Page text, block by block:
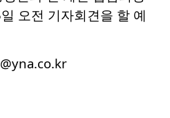
오전 기자회견을 할 예